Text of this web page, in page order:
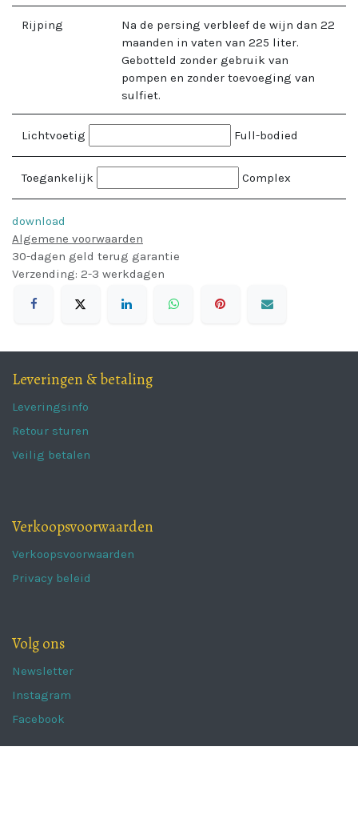
Rijping
Na de persing verbleef de wijn dan 22
maanden in vaten van 225 liter.
Gebotteld zonder gebruik van
pompen en zonder toevoeging van
sulfiet.
Lichtvoetig Full-bodied
Toegankelijk Complex
download
Algemene voorwaarden
30-dagen geld terug garantie
Verzending: 2-3 werkdagen
Leveringen & betaling
Leveringsinfo
Retour sturen
Veilig betalen
Verkoopsvoorwaarden
Verkoopsvoorwaarden
Privacy beleid
Volg ons
Newsletter
Instagram
Facebook